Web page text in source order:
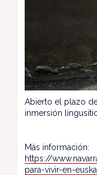
Abierto el plazo
inmersión
Más información:
https://
para-vivir-en-